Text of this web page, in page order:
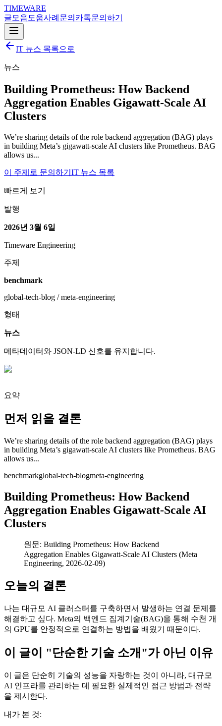
TIMEWARE
글 모음도움사례 문의 카톡문의하기
IT 뉴스 목록으로
뉴스
Building Prometheus: How Backend
Aggregation Enables Gigawatt-Scale AI
Clusters
We’re sharing details of the role backend aggregation (BAG) plays
in building Meta’s gigawatt-scale AI clusters like Prometheus. BAG
allows us...
이 주제로 문의하기 IT 뉴스 목록
빠르게 보기
발행
2026년 3월 6일
Timeware Engineering
주제
benchmark
global-tech-blog / meta-engineering
형태
뉴스
메타데이터와 JSON-LD 신호를 유지합니다.
요약
먼저 읽을 결론
We’re sharing details of the role backend aggregation (BAG) plays
in building Meta’s gigawatt-scale AI clusters like Prometheus. BAG
allows us...
benchmarkglobal-tech-blogmeta-engineering
Building Prometheus: How Backend
Aggregation Enables Gigawatt-Scale AI
Clusters
원문: Building Prometheus: How Backend
Aggregation Enables Gigawatt-Scale AI Clusters (Meta
Engineering, 2026-02-09)
오늘의 결론
나는 대규모 AI 클러스터를 구축하면서 발생하는 연결 문제를
해결하고 싶다. Meta의 백엔드 집계기술(BAG)을 통해 수천 개
의 GPU를 안정적으로 연결하는 방법을 배웠기 때문이다.
이 글이 "단순한 기술 소개"가 아닌 이유
이 글은 단순히 기술의 성능을 자랑하는 것이 아니라, 대규모
AI 인프라를 관리하는 데 필요한 실제적인 접근 방법과 전략
을 제시한다.
내가 본 것: